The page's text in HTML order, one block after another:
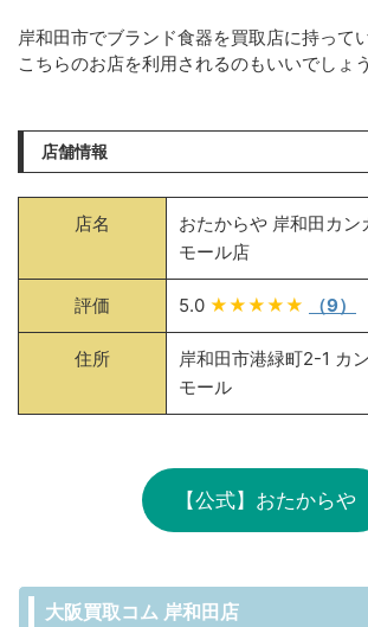
岸和田市でブランド食器を買取店に持って
こちらのお店を利用されるのもいいでしょう
店舗情報
店名
おたからや 岸和田カン
モール店
評価 5.0 ★★★★★ （9）
住所
岸和田市港緑町2-1 カ
モール
【公式】おたからや
大阪買取コム 岸和田店